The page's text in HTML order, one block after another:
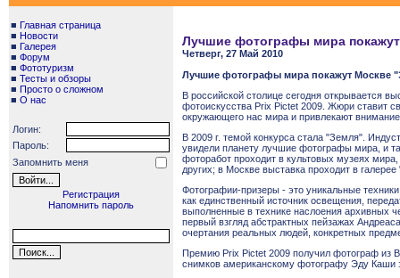
■ Главная страница
■ Новости
■ Галерея
■ Форум
■ Фототуризм
■ Тесты и обзоры
■ Просто о сложном
■ О нас
Логин:
Пароль:
Запомнить меня
Регистрация
Напомнить пароль
Лучшие фотографы мира
Четверг, 27 Май 2010
Лучшие фотографы мира покажут Москве
В российской столице сегодня открывается
фотоискусства Prix Pictet 2009. Жюри ставит
окружающего нас мира и привлекают
В 2009 г. темой конкурса стала "Земля".
увидели планету лучшие фотографы мира, и
фоторабот проходит в культовых музеях
других; в Москве выставка проходит в
Фотографии-призеры - это уникальные
как единственный источник освещения,
выполненные в технике наслоения архивных
первый взгляд абстрактных пейзажах
очертания реальных людей, конкретных
Премию Prix Pictet 2009 получил фотограф из
снимков американскому фотографу Эду Каши